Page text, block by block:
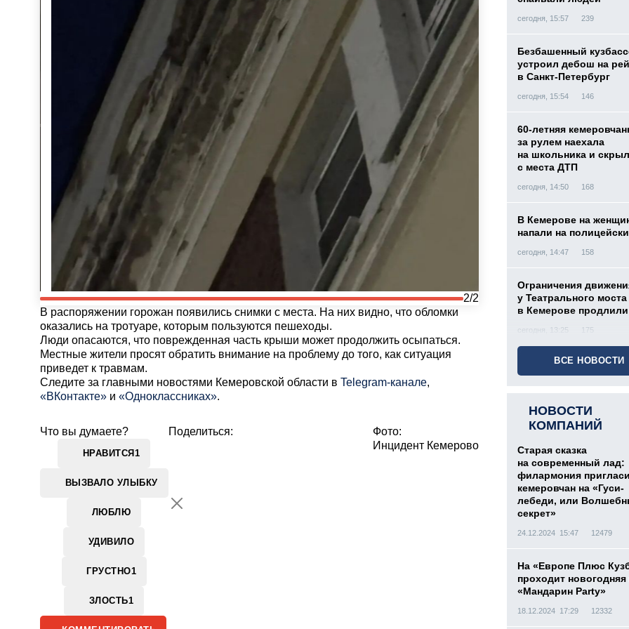
2/2
В распоряжении горожан появились снимки с места. На них видно, что обломки
оказались на тротуаре, которым пользуются пешеходы.
Люди опасаются, что поврежденная часть крыши может продолжить осыпаться.
Местные жители просят обратить внимание на проблему до того, как ситуация
приведет к травмам.
Cледите за главными новостями Кемеровской области в Telegram-канале,
«ВКонтакте» и «Одноклассниках».
Что вы думаете?
НРАВИТСЯ 1
ВЫЗВАЛО УЛЫБКУ
ЛЮБЛЮ
УДИВИЛО
ГРУСТНО1
ЗЛОСТЬ1
Поделиться:
Фото:
Инцидент Кемерово
сегодня, 15:57 239
Безбашенный
устроил дебош на
в Санкт-Петербург
сегодня, 15:54 146
60-летняя
за рулем наехала
на школьника и
с места ДТП
сегодня, 14:50 168
В Кемерове на
напали на
сегодня, 14:47 158
Ограничения
у Театрального моста
в Кемерове продлили
сегодня, 13:25 175
ВСЕ НОВОСТИ
НОВОСТИ
КОМПАНИЙ
Старая сказка
на современный лад:
филармония
кемеровчан на «Гуси-
лебеди, или
секрет»
24.12.2024 15:47 12479
На «Европе Плюс
проходит новогодняя
«Мандарин Party»
18.12.2024 17:29 12332